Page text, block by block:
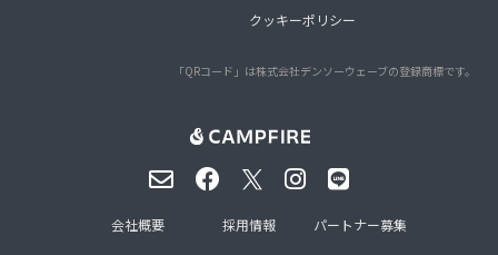
クッキーポリシー
「QRコード」は株式会社デンソーウェーブの登録商標です。
会社概要 採用情報 パートナー募集